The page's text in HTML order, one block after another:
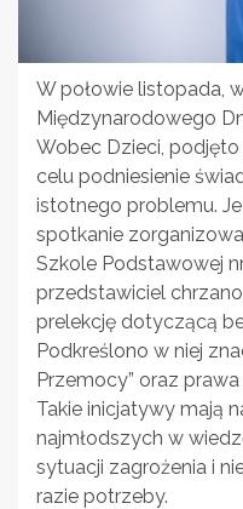
W połowie listopada,
Międzynarodowego
Wobec Dzieci, podjęto
celu podniesienie
istotnego problemu.
spotkanie
Szkole Podstawowej
przedstawiciel
prelekcję dotyczącą
Podkreślono w niej
Przemocy” oraz
Takie inicjatywy mają
najmłodszych w
sytuacji zagrożenia i
razie potrzeby.